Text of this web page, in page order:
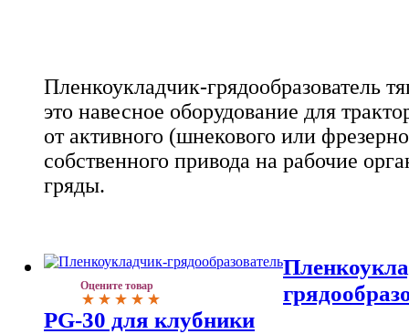
Пленкоукладчик-грядообразователь
это навесное оборудование для
от активного (шнекового или
собственного привода на рабочие
гряды.
Оцените товар
PG-30 для клубники